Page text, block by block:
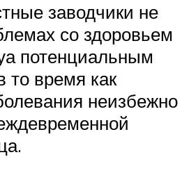
заводчики не
со здоровьем
потенциальным
то время как
неизбежно